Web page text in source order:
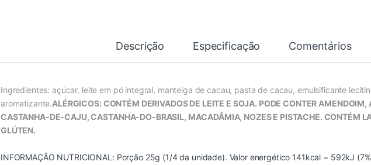
Descrição Especificação Comentários
Ingredientes: açúcar, leite em pó integral, manteiga de cacau, pasta de cacau, emulsificante
aromatizante.ALÉRGICOS: CONTÉM DERIVADOS DE LEITE E SOJA. PODE CONTER AMENDOIM,
CASTANHA-DE-CAJU, CASTANHA-DO-BRASIL, MACADÂMIA, NOZES E PISTACHE. CONTÉM
GLÚTEN.
INFORMAÇÃO NUTRICIONAL: Porção 25g (1/4 da unidade). Valor energético 141kcal = 592kJ